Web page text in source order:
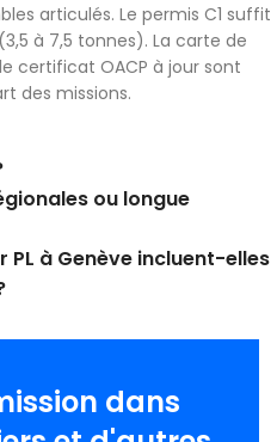
articulés. Le permis C1 suffit
à 7,5 tonnes). La carte de
certificat OACP à jour sont
des missions.
ou longue
PL à Genève incluent-elles
dans